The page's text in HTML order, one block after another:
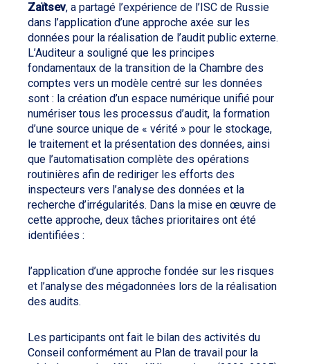
Zaïtsev, a partagé l’expérience de l’ISC de Russie
dans l’application d’une approche axée sur les
données pour la réalisation de l’audit public externe.
L’Auditeur a souligné que les principes
fondamentaux de la transition de la Chambre des
comptes vers un modèle centré sur les données
sont : la création d’un espace numérique unifié pour
numériser tous les processus d’audit, la formation
d’une source unique de « vérité » pour le stockage,
le traitement et la présentation des données, ainsi
que l’automatisation complète des opérations
routinières afin de rediriger les efforts des
inspecteurs vers l’analyse des données et la
recherche d’irrégularités. Dans la mise en œuvre de
cette approche, deux tâches prioritaires ont été
identifiées :
l’application d’une approche fondée sur les risques
et l’analyse des mégadonnées lors de la réalisation
des audits.
Les participants ont fait le bilan des activités du
Conseil conformément au Plan de travail pour la